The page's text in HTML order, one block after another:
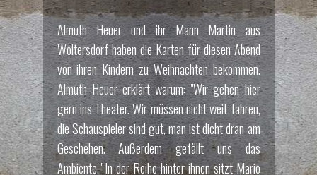
Almuth Heuer und ihr Mann Martin aus
Woltersdorf haben die Karten für diesen Abend
von ihren Kindern zu Weihnachten bekommen.
Almuth Heuer erklärt warum: "Wir gehen hier
gern ins Theater. Wir müssen nicht weit fahren,
die Schauspieler sind gut, man ist dicht dran am
Geschehen. Außerdem gefällt uns das
Ambiente." In der Reihe hinter ihnen sitzt Mario